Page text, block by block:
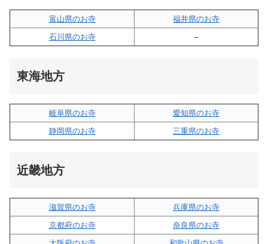
富山県のお寺
福井県のお寺
石川県のお寺
–
東海地方
岐阜県のお寺
愛知県のお寺
静岡県のお寺
三重県のお寺
近畿地方
滋賀県のお寺
兵庫県のお寺
京都府のお寺
奈良県のお寺